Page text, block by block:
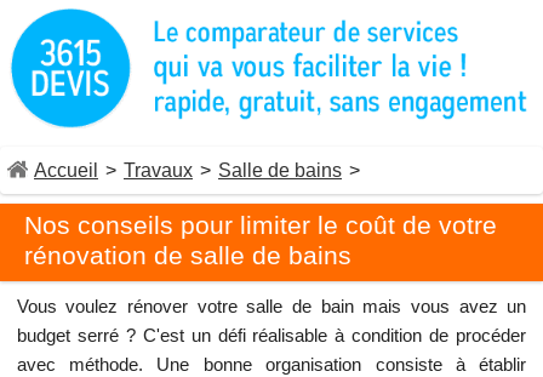
Accueil > Travaux > Salle de bains >
Nos conseils pour limiter le coût de votre
rénovation de salle de bains
Vous voulez rénover votre salle de bain mais vous avez un
budget serré ? C'est un défi réalisable à condition de procéder
avec méthode. Une bonne organisation consiste à établir